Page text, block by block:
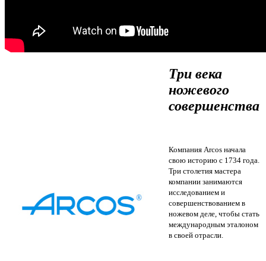
Три века
ножевого
совершенства
Компания Arcos начала
свою историю с 1734 года.
Три столетия мастера
компании занимаются
исследованием и
совершенствованием в
ножевом деле, чтобы стать
международным эталоном
в своей отрасли.